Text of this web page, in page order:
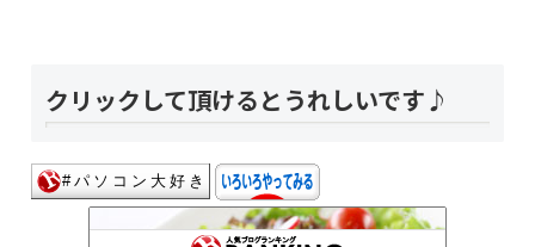
クリックして頂けるとうれしいです♪
日々新たに